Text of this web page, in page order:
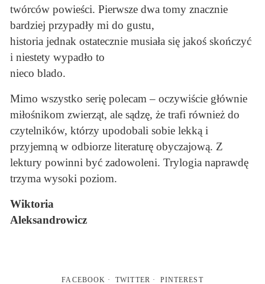
twórców powieści. Pierwsze dwa tomy znacznie
bardziej przypadły mi do gustu,
historia jednak ostatecznie musiała się jakoś skończyć
i niestety wypadło to
nieco blado.
Mimo wszystko serię polecam – oczywiście głównie
miłośnikom zwierząt, ale sądzę, że trafi również do
czytelników, którzy upodobali sobie lekką i
przyjemną w odbiorze literaturę obyczajową. Z
lektury powinni być zadowoleni. Trylogia naprawdę
trzyma wysoki poziom.
Wiktoria
Aleksandrowicz
FACEBOOK TWITTER PINTEREST